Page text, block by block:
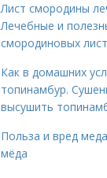
Лист смородины
Лечебные и
смородиновых
Как в домашних
топинамбур.
высушить
Польза и вред
мёда